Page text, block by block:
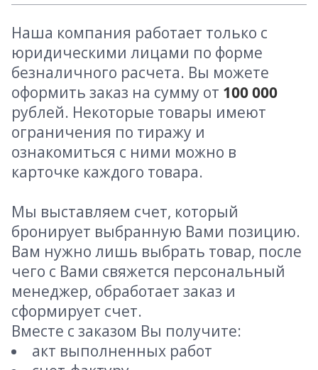
Наша компания работает только с
юридическими лицами по форме
безналичного расчета. Вы можете
оформить заказ на сумму от 100 000
рублей. Некоторые товары имеют
ограничения по тиражу и
ознакомиться с ними можно в
карточке каждого товара.
Мы выставляем счет, который
бронирует выбранную Вами позицию.
Вам нужно лишь выбрать товар, после
чего с Вами свяжется персональный
менеджер, обработает заказ и
сформирует счет.
Вместе с заказом Вы получите:
акт выполненных работ